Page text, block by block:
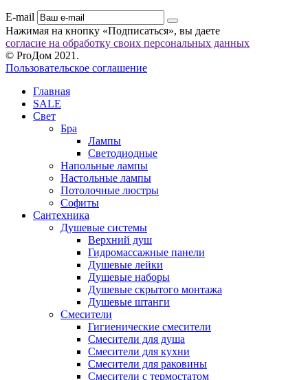
E-mail
Нажимая на кнопку «Подписаться», вы даете
согласие на обработку своих персональных данных
© ProДом 2021.
Пользовательское соглашение
Главная
SALE
Свет
Бра
Лампы
Светодиодные
Напольные лампы
Настольные лампы
Потолочные люстры
Софиты
Сантехника
Душевые системы
Верхний душ
Гидромассажные панели
Душевые лейки
Душевые наборы
Душевые скрытого монтажа
Душевые штанги
Смесители
Гигиенические смесители
Смесители для душа
Смесители для кухни
Смесители для раковины
Смесители с термостатом